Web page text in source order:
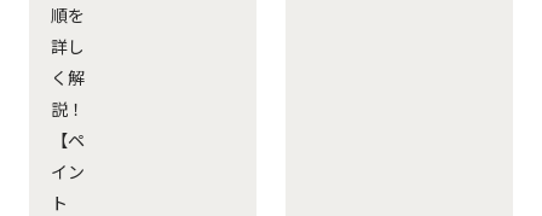
順を
詳し
く解
説！
【ペ
イン
ト